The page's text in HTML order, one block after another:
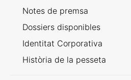
Notes de premsa
Dossiers disponibles
Identitat Corporativa
Història de la pesseta